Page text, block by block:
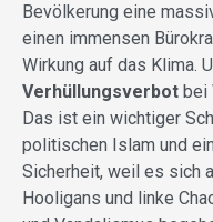
Bevölkerung eine
einen immensen
Wirkung auf das Klima.
Verhüllungsverbot bei
Das ist ein wichtiger
politischen Islam und
Sicherheit, weil es sich
Hooligans und linke